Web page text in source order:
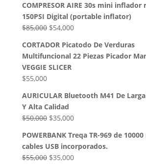
original
era:
$50,000.
actual
es:
$35,000.
COMPRESOR AIRE 30s mini inflador
150PSI Digital (portable inflator)
$85,000 El
original
era:
$85,000.
$54,000El
actual
es:
CORTADOR Picatodo De Verduras
Multifuncional 22 Piezas Picador
VEGGIE SLICER
$55,000
AURICULAR Bluetooth M41 De
Y Alta Calidad
$50,000 El
original
era:
$35,000El
actual
es:
POWERBANK Treqa TR-969 de
cables USB incorporados.
$55,000 El
$35,000El